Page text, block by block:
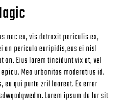
nec eu, vis detraxit periculis ex,
an pericula euripidis,eos ei nisl
an. Eius lorem tincidunt vix at, vel
Mea urbanitas moderatius id.
qui purto zril laoreet. Ex error
Lorem ipsum do lor sit